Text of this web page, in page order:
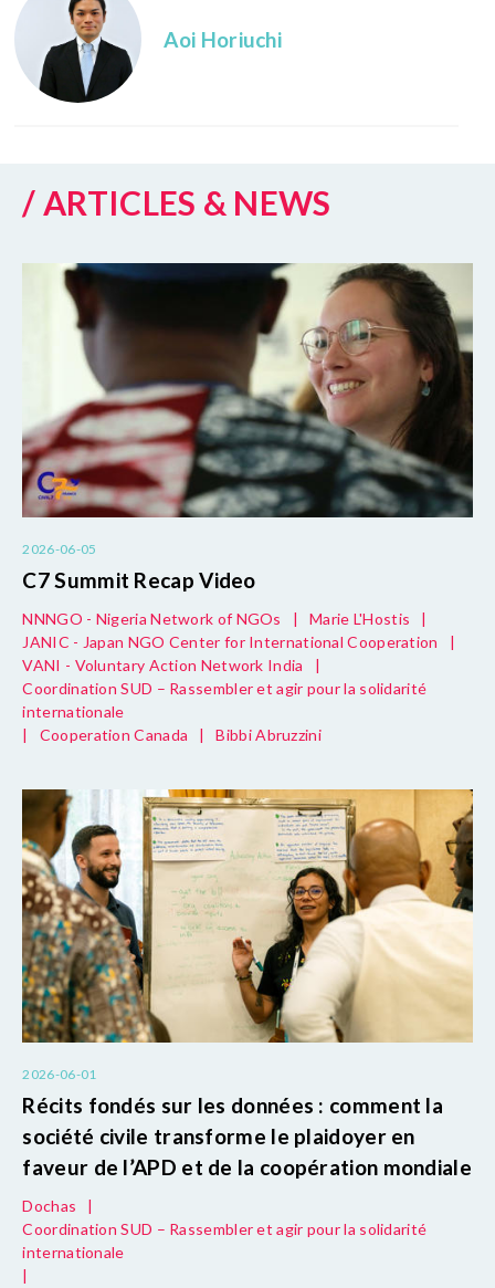
Aoi Horiuchi
/ ARTICLES & NEWS
2026-06-05
C7 Summit Recap Video
NNNGO - Nigeria Network of NGOs | Marie L'Hostis
|
JANIC - Japan NGO Center for International Cooperation
|
VANI - Voluntary Action Network India
|
Coordination SUD – Rassembler et agir pour la solidarité
internationale
|
Cooperation Canada | Bibbi Abruzzini
2026-06-01
Récits fondés sur les données : comment la
société civile transforme le plaidoyer en
faveur de l’APD et de la coopération mondiale
Dochas
|
Coordination SUD – Rassembler et agir pour la solidarité
internationale
|